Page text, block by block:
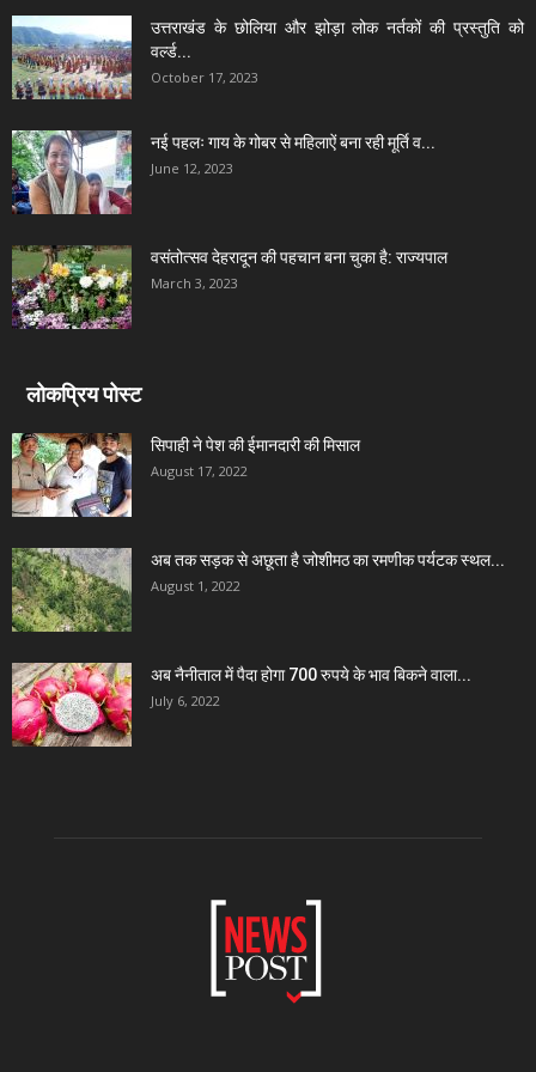
उत्तराखंड के छोलिया और झोड़ा लोक नर्तकों की प्रस्तुति को
वर्ल्ड...
October 17, 2023
नई पहलः गाय के गोबर से महिलाऐं बना रही मूर्ति व...
June 12, 2023
वसंतोत्सव देहरादून की पहचान बना चुका है: राज्यपाल
March 3, 2023
लोकप्रिय पोस्ट
सिपाही ने पेश की ईमानदारी की मिसाल
August 17, 2022
अब तक सड़क से अछूता है जोशीमठ का रमणीक पर्यटक स्थल...
August 1, 2022
अब नैनीताल में पैदा होगा 700 रुपये के भाव बिकने वाला...
July 6, 2022